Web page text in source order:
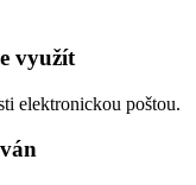
využít
elektronickou poštou.